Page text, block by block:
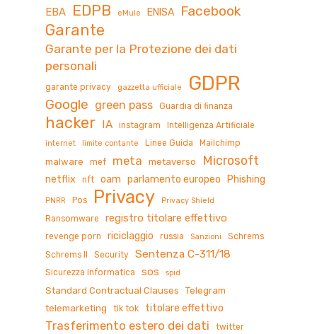
EBA EDPB eMule ENISA Facebook
Garante
Garante per la Protezione dei dati
personali
garante privacy gazzetta ufficiale GDPR
Google green pass Guardia di finanza
hacker IA instagram Intelligenza Artificiale
internet limite contante Linee Guida Mailchimp
malware mef meta metaverso Microsoft
netflix nft oam parlamento europeo Phishing
PNRR Pos Privacy Privacy Shield
Ransomware registro titolare effettivo
revenge porn riciclaggio russia Sanzioni
Schrems
Schrems II
Security Sentenza C-311/18
Sicurezza Informatica sos spid
Standard Contractual Clauses
Telegram
telemarketing
tik tok titolare effettivo
Trasferimento estero dei dati twitter